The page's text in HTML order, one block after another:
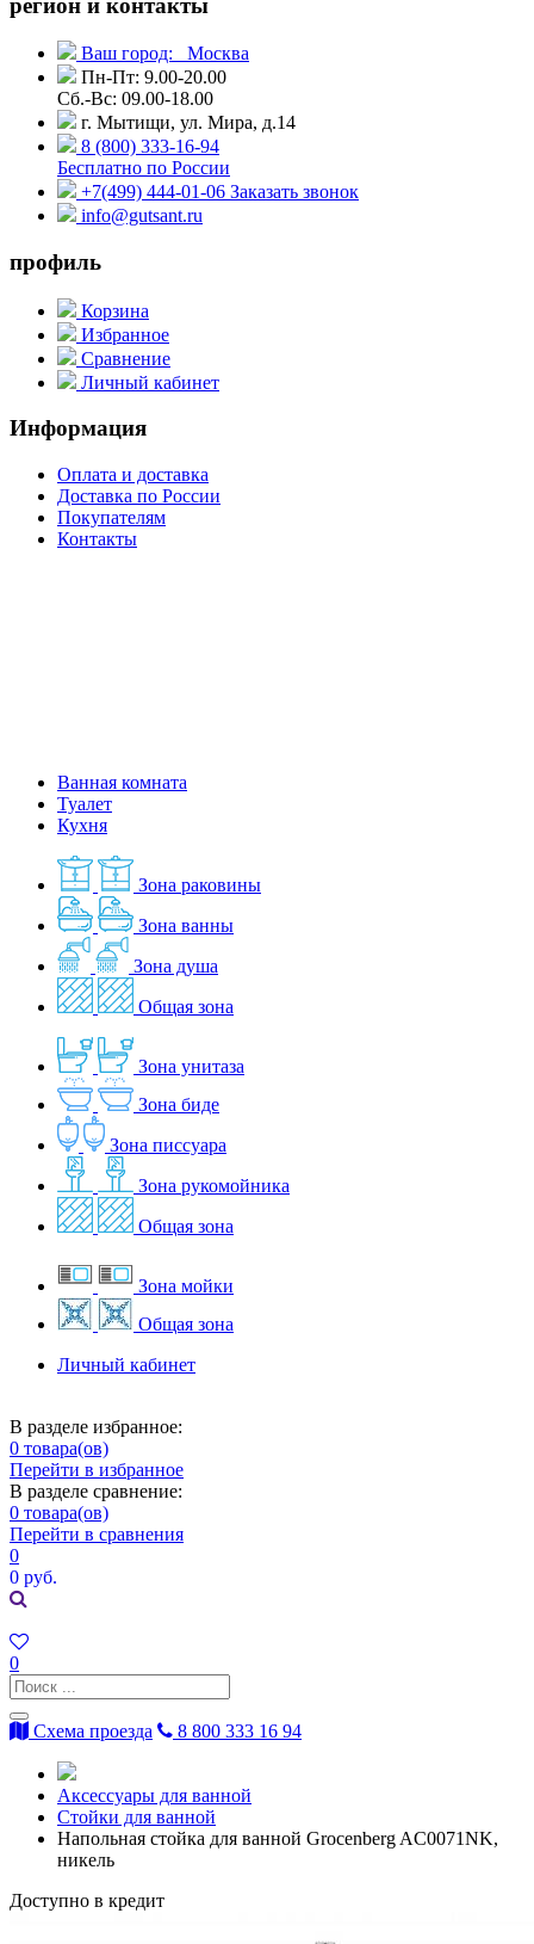
Ваш город:
Москва
Пн-Пт: 9.00-20.00
Сб.-Вс: 09.00-18.00
г. Мытищи, ул. Мира, д.14
8 (800) 333-16-94
Бесплатно по России
+7(499) 444-01-06 Заказать звонок
info@gutsant.ru
профиль
Корзина
Избранное
Сравнение
Личный кабинет
Информация
Оплата и доставка
Доставка по России
Покупателям
Контакты
Ванная комната
Туалет
Кухня
Зона раковины
Зона ванны
Зона душа
Общая зона
Зона унитаза
Зона биде
Зона писсуара
Зона рукомойника
Общая зона
Зона мойки
Общая зона
Личный кабинет
В разделе избранное:
0 товара(ов)
Перейти в избранное
В разделе сравнение:
0 товара(ов)
Перейти в сравнения
0
0 руб.
0
Схема проезда 8 800 333 16 94
Аксессуары для ванной
Стойки для ванной
Напольная стойка для ванной Grocenberg AC0071NK,
никель
Доступно в кредит